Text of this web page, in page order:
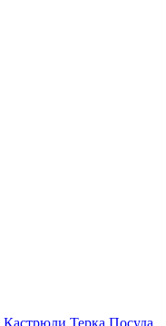
Кастрюли Терка Посуда